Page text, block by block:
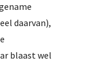
daarvan),
blaast wel